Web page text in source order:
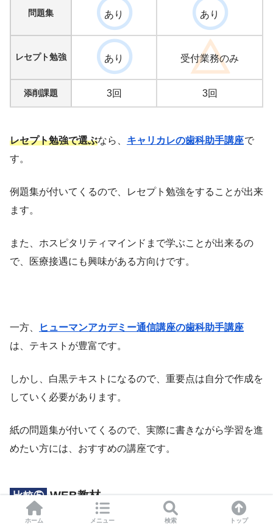
問題集 あり あり
レセプト勉強 あり 受付業務のみ
添削課題 3回 3回
レセプト勉強で選ぶなら、 キャリカレの歯科助手講座で
す。
例題集が付いてくるので、レセプト勉強をすることが出来
ます。
また、ホスピタリティマインドまで学ぶことが出来るの
で、医療接遇にも興味がある方向けです。
一方、
ヒューマンアカデミー通信講座の歯科助手講座
は、テキストが豊富です。
しかし、白黒テキストになるので、重要点は自分で作成を
していく必要があります。
紙の問題集が付いてくるので、実際に書きながら学習を進
めたい方には、おすすめの講座です。
比較⑤ WEB教材
ホーム メニュー 検索 トップ